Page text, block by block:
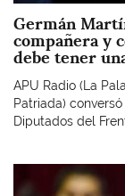
Germán
compañera y
debe tener
APU Radio (La
Patriada)
Diputados del